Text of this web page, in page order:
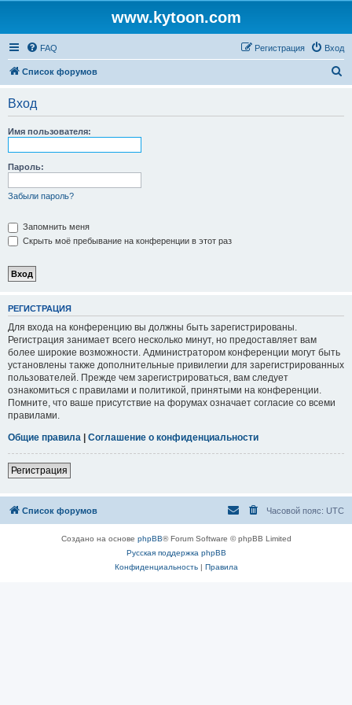
www.kytoon.com
FAQ Вход
Регистрация
Список форумов
Вход
Имя пользователя:
Пароль:
Забыли пароль?
Запомнить меня
Скрыть моё пребывание на конференции в этот раз
РЕГИСТРАЦИЯ
Для входа на конференцию вы должны быть зарегистрированы.
Регистрация занимает всего несколько минут, но предоставляет вам
более широкие возможности. Администратором конференции могут быть
установлены также дополнительные привилегии для зарегистрированных
пользователей. Прежде чем зарегистрироваться, вам следует
ознакомиться с правилами и политикой, принятыми на конференции.
Помните, что ваше присутствие на форумах означает согласие со всеми
правилами.
Общие правила | Соглашение о конфиденциальности
Регистрация
Список форумов Часовой пояс: UTC
Создано на основе phpBB® Forum Software © phpBB Limited
Русская поддержка phpBB
Конфиденциальность| Правила